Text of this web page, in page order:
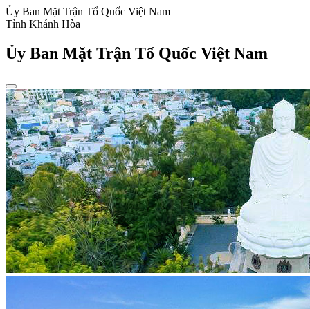
Ủy Ban Mặt Trận Tổ Quốc Việt Nam
Tỉnh Khánh Hòa
Ủy Ban Mặt Trận Tổ Quốc Việt Nam